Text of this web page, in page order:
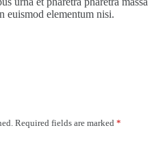
euismod elementum nisi.
Required fields are marked *